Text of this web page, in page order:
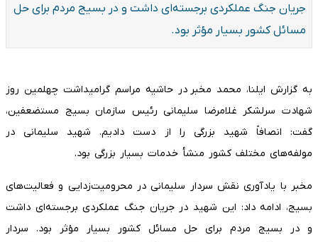
جریان جنگ عملکردی برجسته‌ای داشت و در بسیج مردم برای حل
مسائل کشور بسیار مؤثر بود.
به گزارش ایلنا، محمد مخبر در حاشیه مراسم گرامیداشت چهلمین روز
شهادت سرلشکر غلامرضا سلیمانی رئیس سازمان بسیج مستضعفین،
گفت: انصافاً شهید بزرگی را از دست دادیم. شهید سلیمانی در
مولفه‌های مختلف کشور منشأ خدمات بسیار بزرگی بود.
مخبر با یادآوری نقش سردار سلیمانی در محرومیت‌زدایی و فعالیت‌های
بسیج، ادامه داد: این شهید در جریان جنگ عملکردی برجسته‌ای داشت
و در بسیج مردم برای حل مسائل کشور بسیار مؤثر بود. سردار